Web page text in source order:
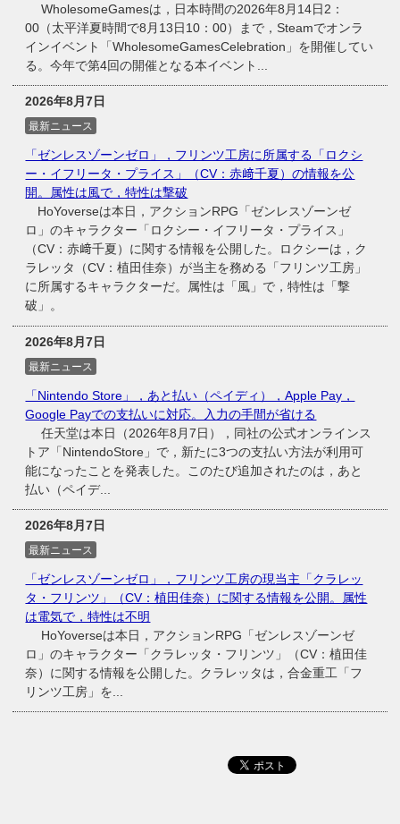
WholesomeGamesは，日本時間の2026年8月14日2：
00（太平洋夏時間で8月13日10：00）まで，Steamでオンラ
インイベント「WholesomeGamesCelebration」を開催してい
る。今年で第4回の開催となる本イベント...
2026年8月7日
最新ニュース
「ゼンレスゾーンゼロ」，フリンツ工房に所属する「ロクシ
ー・イフリータ・プライス」（CV：赤﨑千夏）の情報を公
開。属性は風で，特性は撃破
HoYoverseは本日，アクションRPG「ゼンレスゾーンゼ
ロ」のキャラクター「ロクシー・イフリータ・プライス」
（CV：赤﨑千夏）に関する情報を公開した。ロクシーは，ク
ラレッタ（CV：植田佳奈）が当主を務める「フリンツ工房」
に所属するキャラクターだ。属性は「風」で，特性は「撃
破」。
2026年8月7日
最新ニュース
「Nintendo Store」，あと払い（ペイディ），Apple Pay，
Google Payでの支払いに対応。入力の手間が省ける
任天堂は本日（2026年8月7日），同社の公式オンラインス
トア「NintendoStore」で，新たに3つの支払い方法が利用可
能になったことを発表した。このたび追加されたのは，あと
払い（ペイデ...
2026年8月7日
最新ニュース
「ゼンレスゾーンゼロ」，フリンツ工房の現当主「クラレッ
タ・フリンツ」（CV：植田佳奈）に関する情報を公開。属性
は電気で，特性は不明
HoYoverseは本日，アクションRPG「ゼンレスゾーンゼ
ロ」のキャラクター「クラレッタ・フリンツ」（CV：植田佳
奈）に関する情報を公開した。クラレッタは，合金重工「フ
リンツ工房」を...